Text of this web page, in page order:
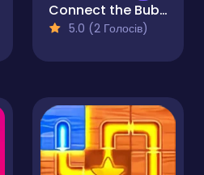
Connect the Bubbles
5.0 (2 Голосів)